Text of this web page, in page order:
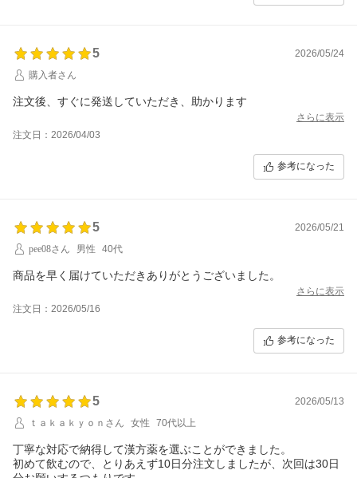
5
2026/05/24
購入者さん
注文後、すぐに発送していただき、助かります
さらに表示
注文日：2026/04/03
参考になった
5
2026/05/21
pee08さん
男性 40代
商品を早く届けていただきありがとうございました。
さらに表示
注文日：2026/05/16
参考になった
5
2026/05/13
ｔａｋａｋｙｏｎさん
女性 70代以上
丁寧な対応で納得して漢方薬を選ぶことができました。
初めて飲むので、とりあえず10日分注文しましたが、次回は30日